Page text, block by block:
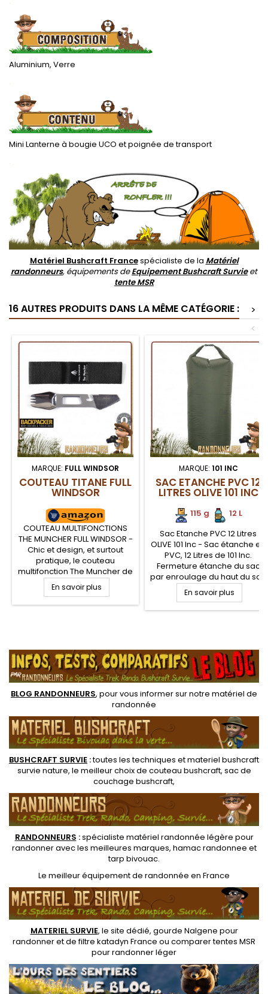
Aluminium, Verre
.
Mini Lanterne à bougie UCO et poignée de transport
.
Matériel Bushcraft Francespécialiste de la Matériel
randonneurs, équipements deEquipement Bushcraft Survieet
tente MSR
16 AUTRES PRODUITS DANS LA MÊME CATÉGORIE :
>
<
MARQUE: FULL WINDSOR
COUTEAU TITANE FULL
WINDSOR
COUTEAU MULTIFONCTIONS
THE MUNCHER FULL WINDSOR -
Chic et design, et surtout
pratique, le couteau
multifonction The Muncher de
Full Windsor est un ustensile
de cuisine ultra léger en
titane. Idéal en randonnée
camping et bivouac léger
En savoir plus
MARQUE: 101 INC
SAC ETANCHE PVC 12
LITRES OLIVE 101 INC
115 g
12 L
Sac Etanche PVC 12 Litres
OLIVE 101 Inc - Sac étanche en
PVC, 12 Litres de 101 Inc.
Fermeture étanche du sac
par enroulage du haut du sac
et clip de fixation. Sac
étanche pour le transport et
protection de votre matériel
En savoir plus
BLOG RANDONNEURS, pour vous informer sur notre matériel de
randonnée
BUSHCRAFT SURVIE :toutes les techniques etmateriel bushcraft
survie nature, le meilleur choix de couteau bushcraft, sac de
couchage bushcraft,
RANDONNEURS :spécialiste matériel randonnée légère pour
randonner avec les meilleures marques, hamac randonnee et
tarp bivouac.
Le meilleur équipement de randonnée en France
MATERIEL SURVIE, le site dédié, gourde Nalgene pour
randonneret defiltre katadyn France ou comparer tentes MSR
pour randonner léger